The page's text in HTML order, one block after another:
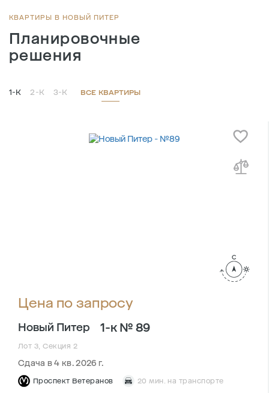
КВАРТИРЫ В НОВЫЙ ПИТЕР
Планировочные
решения
1-К 2-К 3-К ВСЕ КВАРТИРЫ
Цена по запросу
Новый Питер 1-к № 89
Лот 3, Секция 2
Сдача в 4 кв. 2026 г.
Проспект Ветеранов 20 мин. на транспорте